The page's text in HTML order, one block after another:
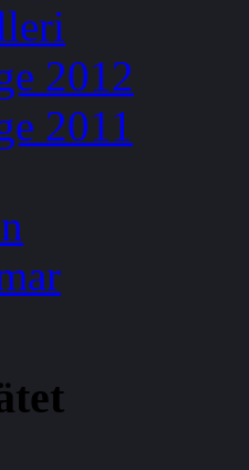
2012
2011